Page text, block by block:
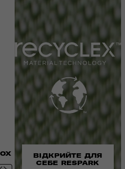
ВІДКРИЙТЕ ДЛЯ
СЕБЕ RESPARK